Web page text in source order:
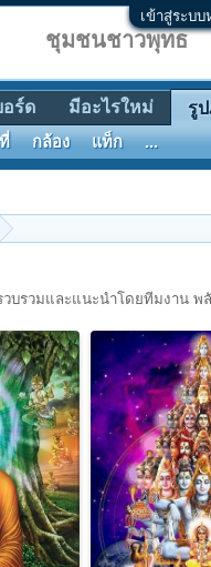
เข้าสู่ระบ
บรวมและแนะนำโดยทีมงาน พ
ชุมชนชาวพุทธ
อร์ด มีอะไรใหม่ รู
กล้อง แท็ก ...